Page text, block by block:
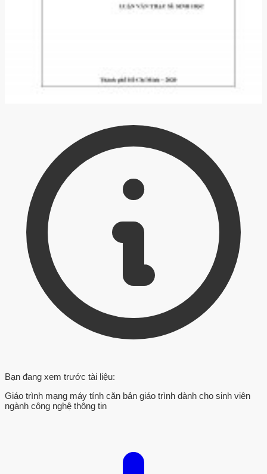
Bạn đang xem trước tài liệu:
Giáo trình mạng máy tính căn bản giáo trình dành cho sinh viên
ngành công nghệ thông tin